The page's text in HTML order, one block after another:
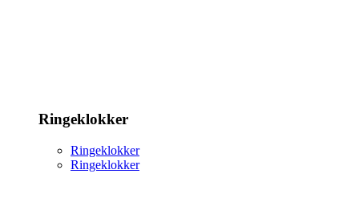
Ringeklokker
Ringeklokker
Ringeklokker